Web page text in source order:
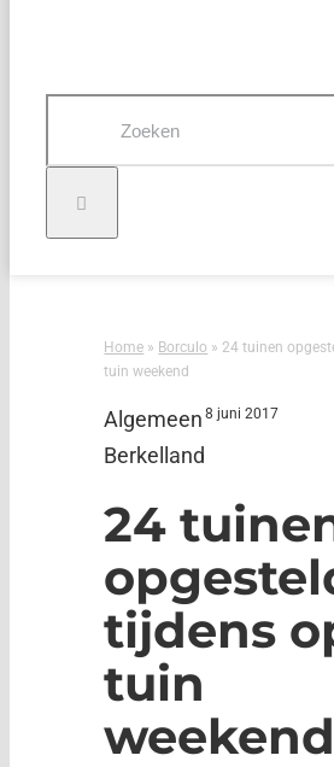
Home » Borculo »24 tuinen
tuin weekend
Algemeen
Berkelland
8 juni 2017
24
tijdens
tuin
weekend